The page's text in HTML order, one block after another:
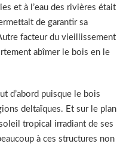
et à l’eau des rivières était
de garantir sa
facteur du vieillissement
abîmer le bois en le
d’abord puisque le bois
deltaïques. Et sur le plan
tropical irradiant de ses
à ces structures non